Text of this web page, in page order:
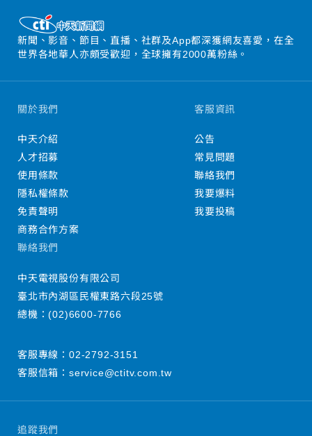
新聞、影音、節目、直播、社群及App都深獲網友喜愛，在全
世界各地華人亦頗受歡迎，全球擁有2000萬粉絲。
追蹤我們
關於我們
中天介紹
人才招募
使用條款
隱私權條款
免責聲明
商務合作方案
客服資訊
公告
常見問題
聯絡我們
我要爆料
我要投稿
聯絡我們
中天電視股份有限公司
臺北市內湖區民權東路六段25號
總機：(02)6600-7766
客服專線： 02-2792-3151
客服信箱： service@ctitv.com.tw